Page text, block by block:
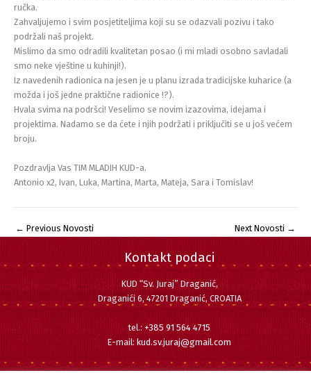
ručka.
Zahvaljujemo i svim posjetiteljima koji su se odazvali pozivu i tako
podržali naš projekt.
Mislimo da smo odradili kvalitetan posao (i mi mladi osobno savladali
smo neke vještine u kuhinji!).
Iz navedenih radionica na jesen je u planu izrada tradicijske kuharice (a
možda i još jedne praktične radionice !?).
Hvala svima na podršci! Veselimo se novim izazovima, idejama i
projektima. Nadamo se da ćete i njih podržati i priključiti se u još većem
broju.
Pozdravlja Vas TIM MLADIH KUD-a.
Antonio x2, Ivan, Luka, Martina, Marta, Mateja, Sara i Tomislav!
← Previous Novosti Next Novosti →
Kontakt podaci
KUD “Sv. Juraj” Draganić,
Draganići 6, 47201 Draganić, CROATIA
tel.: +385 91 564 4715
E-mail: kud.sv.juraj@gmail.com